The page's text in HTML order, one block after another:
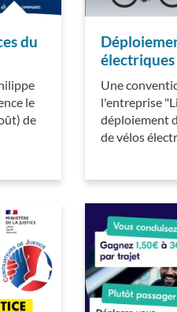
du
le
de
électriques
Une
l'entreprise
déploiement
de vélos